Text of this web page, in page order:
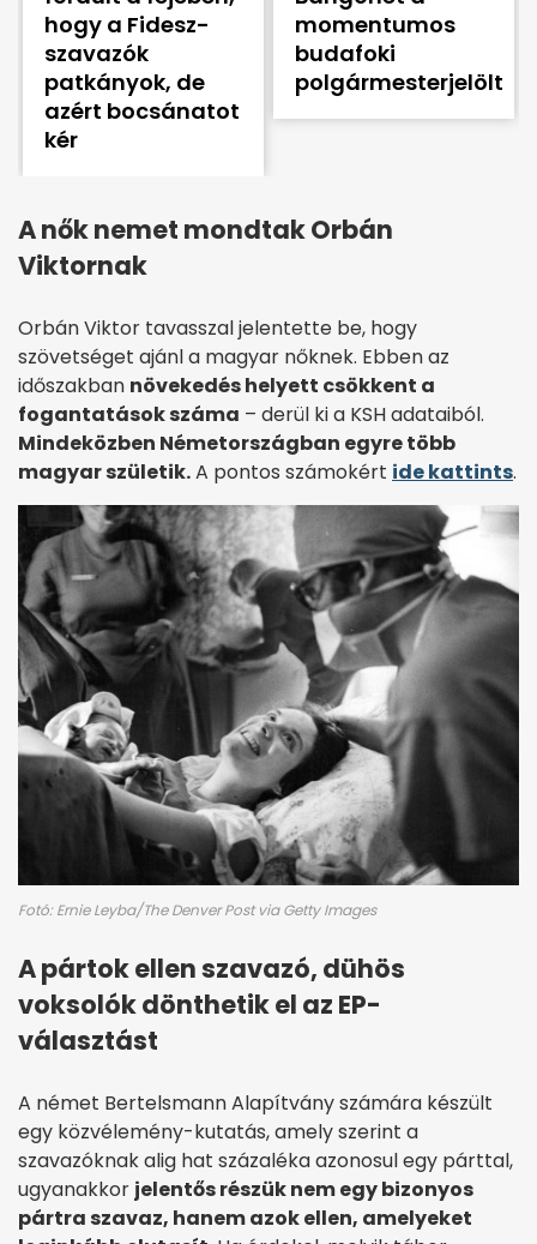
hogy a Fidesz-
szavazók
patkányok, de
azért bocsánatot
kér
momentumos
budafoki
polgármesterjelölt
A nők nemet mondtak Orbán
Viktornak
Orbán Viktor tavasszal jelentette be, hogy
szövetséget ajánl a magyar nőknek. Ebben az
időszakban növekedés helyett csökkent a
fogantatások száma – derül ki a KSH adataiból.
Mindeközben Németországban egyre több
magyar születik.A pontos számokért ide kattints.
Fotó: Ernie Leyba/The Denver Post via Getty Images
A pártok ellen szavazó, dühös
voksolók dönthetik el az EP-
választást
A német Bertelsmann Alapítvány számára készült
egy közvélemény-kutatás, amely szerint a
szavazóknak alig hat százaléka azonosul egy párttal,
ugyanakkor jelentős részük nem egy bizonyos
pártra szavaz, hanem azok ellen, amelyeket